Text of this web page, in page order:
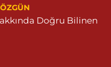
Doğru Bilinen